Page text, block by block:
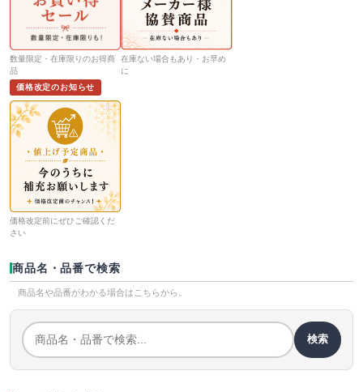
数量限定・在庫限りのお得商
品
在庫ない場合もあり・お早め
に
価格改定のお知らせ
価格改定前にぜひご確認くだ
さい
商品名・品番で検索
商品名や品番がわかる場合はこちらから。
検索